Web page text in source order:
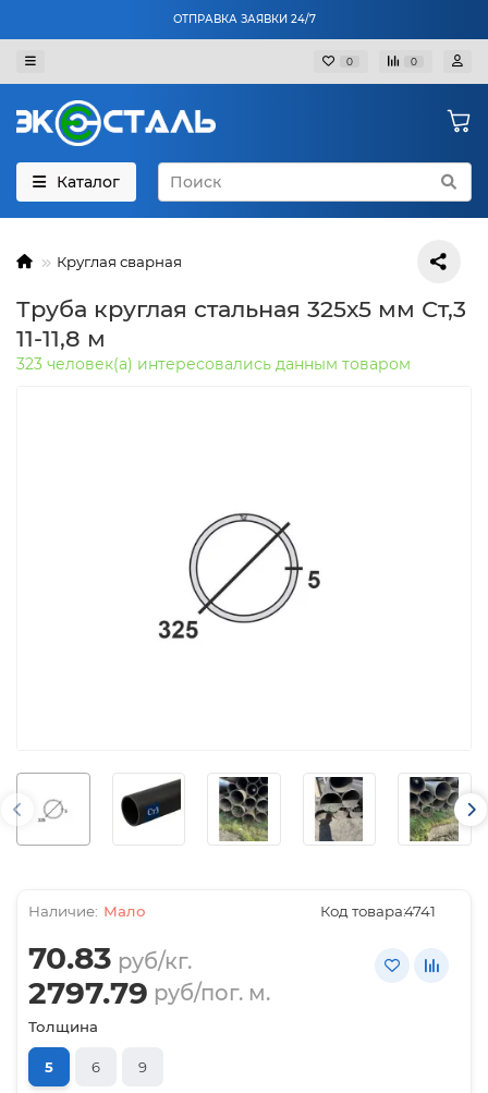
ОТПРАВКА ЗАЯВКИ 24/7
0 0
Каталог
Круглая сварная
Труба круглая стальная 325х5 мм Ст,3
11-11,8 м
323 человек(а) интересовались данным товаром
Мало Код товара:4741
70.83 руб/кг.
2797.79 руб/пог. м.
Толщина
5 6 9